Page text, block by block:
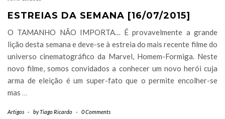
ESTREIAS DA SEMANA [16/07/2015]
O TAMANHO NÃO IMPORTA… É provavelmente a grande
lição desta semana e deve-se à estreia do mais recente filme do
universo cinematográfico da Marvel, Homem-Formiga. Neste
novo filme, somos convidados a conhecer um novo herói cuja
arma de eleição é um super-fato que o permite encolher-se
mas …
Artigos - byTiago Ricardo - 0 Comments